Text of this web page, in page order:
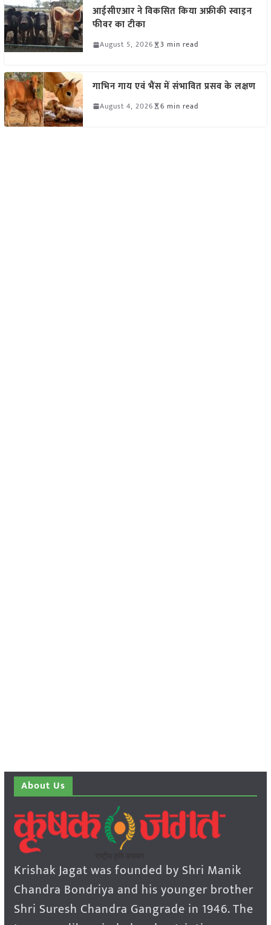
आईसीएआर ने विकसित किया अफ्रीकी स्वाइन
फीवर का टीका
August 5, 2026 3 min read
गाभिन गाय एवं भैंस में संभावित प्रसव के लक्षण
August 4, 2026 6 min read
About Us
Krishak Jagat was founded by Shri Manik
Chandra Bondriya and his younger brother
Shri Suresh Chandra Gangrade in 1946. The